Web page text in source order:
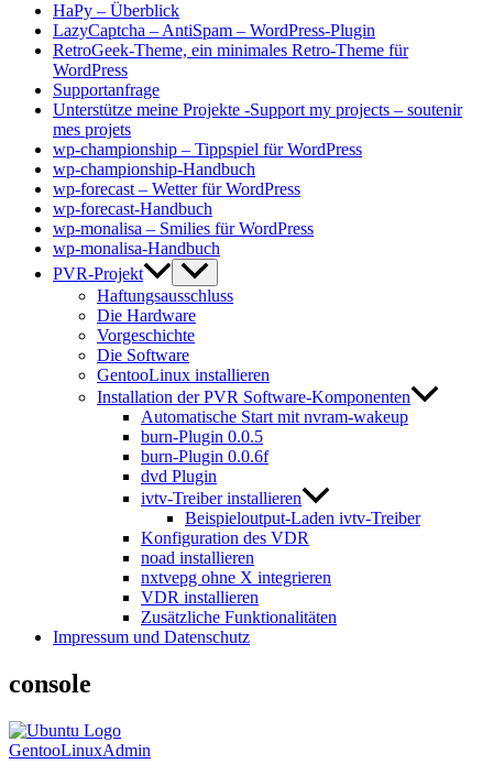
HaPy – Überblick
LazyCaptcha – AntiSpam – WordPress-Plugin
RetroGeek-Theme, ein minimales Retro-Theme für
WordPress
Supportanfrage
Unterstütze meine Projekte -Support my projects – soutenir
mes projets
wp-championship – Tippspiel für WordPress
wp-championship-Handbuch
wp-forecast – Wetter für WordPress
wp-forecast-Handbuch
wp-monalisa – Smilies für WordPress
wp-monalisa-Handbuch
PVR-Projekt
Haftungsausschluss
Die Hardware
Vorgeschichte
Die Software
GentooLinux installieren
Installation der PVR Software-Komponenten
Automatische Start mit nvram-wakeup
burn-Plugin 0.0.5
burn-Plugin 0.0.6f
dvd Plugin
ivtv-Treiber installieren
Beispieloutput-Laden ivtv-Treiber
Konfiguration des VDR
noad installieren
nxtvepg ohne X integrieren
VDR installieren
Zusätzliche Funktionalitäten
Impressum und Datenschutz
console
GentooLinuxAdmin